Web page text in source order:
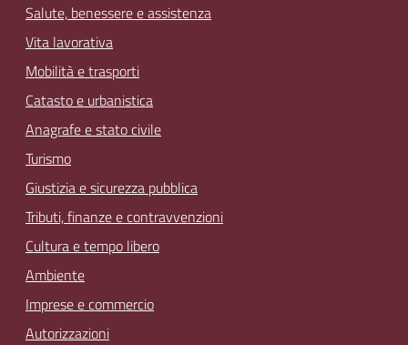
Salute, benessere e assistenza
Vita lavorativa
Mobilità e trasporti
Catasto e urbanistica
Anagrafe e stato civile
Turismo
Giustizia e sicurezza pubblica
Tributi, finanze e contravvenzioni
Cultura e tempo libero
Ambiente
Imprese e commercio
Autorizzazioni